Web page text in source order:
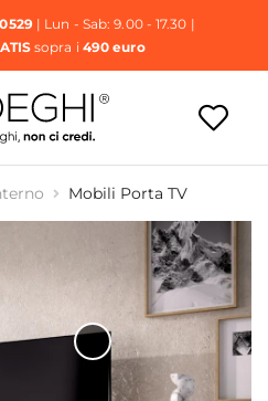
| Lun - Sab: 9.00 - 17.30 |
sopra i 490 euro
Mobili Porta TV